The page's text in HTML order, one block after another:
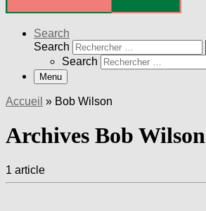
Search
Search
Search
Menu
Accueil » Bob Wilson
Archives Bob Wilson
1 article